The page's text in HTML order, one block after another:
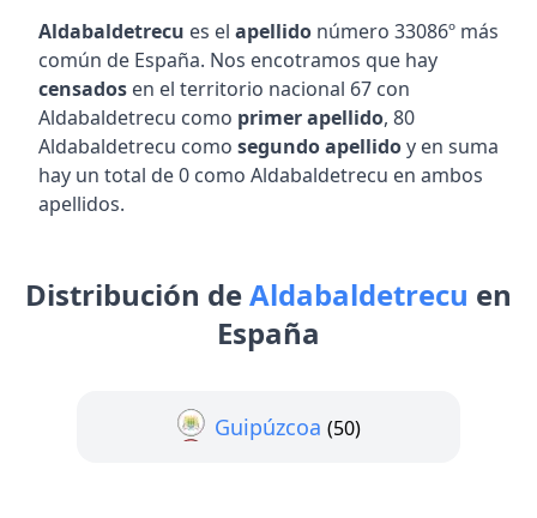
Aldabaldetrecu es el apellido número 33086º más
común de España. Nos encotramos que hay
censados en el territorio nacional 67 con
Aldabaldetrecu como primer apellido, 80
Aldabaldetrecu como segundo apellidoy en suma
hay un total de 0 como Aldabaldetrecu en ambos
apellidos.
Distribución deAldabaldetrecu en
España
Guipúzcoa (50)